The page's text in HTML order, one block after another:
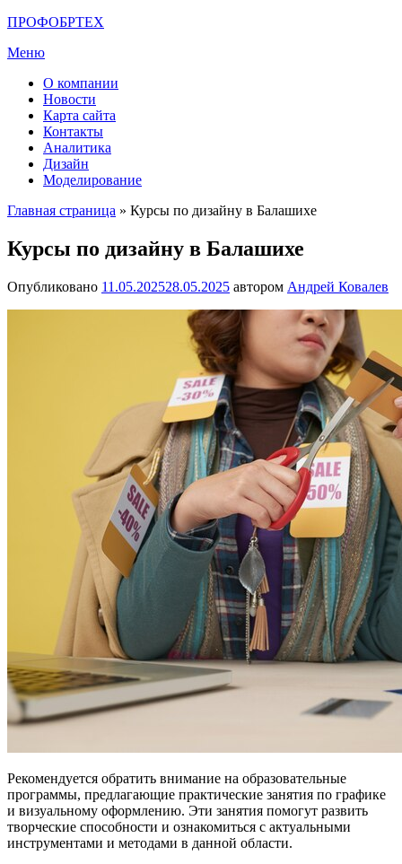
Перейти
содержимому
ПРОФОБРТЕХ
Меню
О компании
Новости
Карта сайта
Контакты
Аналитика
Дизайн
Моделирование
Главная страница » Курсы по дизайну в Балашихе
Курсы по дизайну в Балашихе
Опубликовано 11.05.202528.05.2025 автором Андрей Ковалев
Рекомендуется обратить внимание на образовательные
программы, предлагающие практические занятия по графике
и визуальному оформлению. Эти занятия помогут развить
творческие способности и ознакомиться с актуальными
инструментами и методами в данной области.